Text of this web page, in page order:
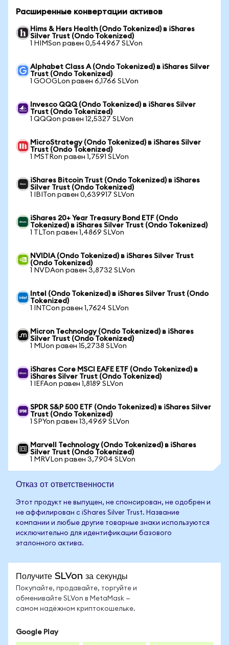
Расширенные конвертации активов
Hims & Hers Health (Ondo Tokenized) в iShares
Silver Trust (Ondo Tokenized)
1 HIMSon равен 0,544967 SLVon
Alphabet Class A (Ondo Tokenized) в iShares Silver
Trust (Ondo Tokenized)
1 GOOGLon равен 6,1766 SLVon
Invesco QQQ (Ondo Tokenized) в iShares Silver
Trust (Ondo Tokenized)
1 QQQon равен 12,5327 SLVon
MicroStrategy (Ondo Tokenized) в iShares Silver
Trust (Ondo Tokenized)
1 MSTRon равен 1,7591 SLVon
iShares Bitcoin Trust (Ondo Tokenized) в iShares
Silver Trust (Ondo Tokenized)
1 IBITon равен 0,639917 SLVon
iShares 20+ Year Treasury Bond ETF (Ondo
Tokenized) в iShares Silver Trust (Ondo Tokenized)
1 TLTon равен 1,4869 SLVon
NVIDIA (Ondo Tokenized) в iShares Silver Trust
(Ondo Tokenized)
1 NVDAon равен 3,8732 SLVon
Intel (Ondo Tokenized) в iShares Silver Trust (Ondo
Tokenized)
1 INTCon равен 1,7624 SLVon
Micron Technology (Ondo Tokenized) в iShares
Silver Trust (Ondo Tokenized)
1 MUon равен 15,2738 SLVon
iShares Core MSCI EAFE ETF (Ondo Tokenized) в
iShares Silver Trust (Ondo Tokenized)
1 IEFAon равен 1,8189 SLVon
SPDR S&P 500 ETF (Ondo Tokenized) в iShares Silver
Trust (Ondo Tokenized)
1 SPYon равен 13,4969 SLVon
Marvell Technology (Ondo Tokenized) в iShares
Silver Trust (Ondo Tokenized)
1 MRVLon равен 3,7904 SLVon
Отказ от ответственности
Этот продукт не выпущен, не спонсирован, не одобрен и
не аффилирован с iShares Silver Trust. Название
компании и любые другие товарные знаки используются
исключительно для идентификации базового
эталонного актива.
Получите SLVon за секунды
Покупайте, продавайте, торгуйте и
обменивайте SLVon в MetaMask —
самом надёжном криптокошельке.
Google Play